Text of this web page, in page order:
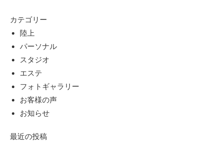
カテゴリー
陸上
パーソナル
スタジオ
エステ
フォトギャラリー
お客様の声
お知らせ
最近の投稿